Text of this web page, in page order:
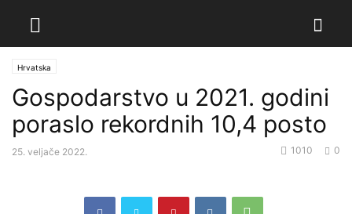
Hrvatska
Gospodarstvo u 2021. godini
poraslo rekordnih 10,4 posto
25. veljače 2022. 0
1010